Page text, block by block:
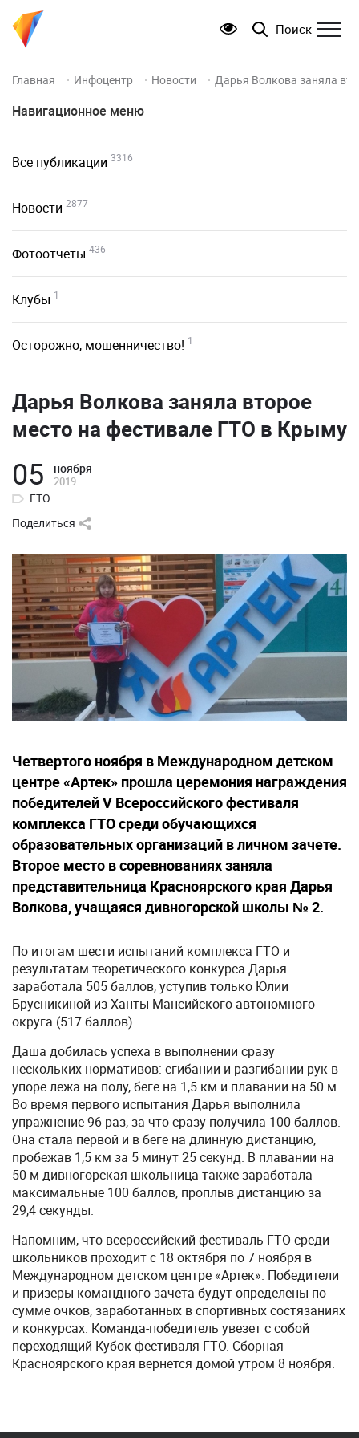
Поиск
Главная Инфоцентр Новости Дарья Волкова заняла
Навигационное меню
Все публикации 3316
Новости 2877
Фотоотчеты 436
Клубы 1
Осторожно, мошенничество! 1
Дарья Волкова заняла второе
место на фестивале ГТО в Крыму
05 ноября
2019
ГТО
Поделиться
Четвертого ноября в Международном детском
центре «Артек» прошла церемония награждения
победителей V Всероссийского фестиваля
комплекса ГТО среди обучающихся
образовательных организаций в личном зачете.
Второе место в соревнованиях заняла
представительница Красноярского края Дарья
Волкова, учащаяся дивногорской школы № 2.
По итогам шести испытаний комплекса ГТО и
результатам теоретического конкурса Дарья
заработала 505 баллов, уступив только Юлии
Брусникиной из Ханты-Мансийского автономного
округа (517 баллов).
Даша добилась успеха в выполнении сразу
нескольких нормативов: сгибании и разгибании рук в
упоре лежа на полу, беге на 1,5 км и плавании на 50 м.
Во время первого испытания Дарья выполнила
упражнение 96 раз, за что сразу получила 100 баллов.
Она стала первой и в беге на длинную дистанцию,
пробежав 1,5 км за 5 минут 25 секунд. В плавании на
50 м дивногорская школьница также заработала
максимальные 100 баллов, проплыв дистанцию за
29,4 секунды.
Напомним, что всероссийский фестиваль ГТО среди
школьников проходит с 18 октября по 7 ноября в
Международном детском центре «Артек». Победители
и призеры командного зачета будут определены по
сумме очков, заработанных в спортивных состязаниях
и конкурсах. Команда-победитель увезет с собой
переходящий Кубок фестиваля ГТО. Сборная
Красноярского края вернется домой утром 8 ноября.